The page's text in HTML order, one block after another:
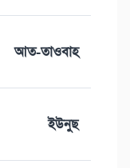
আত-তাওবাহ
ইউনুছ